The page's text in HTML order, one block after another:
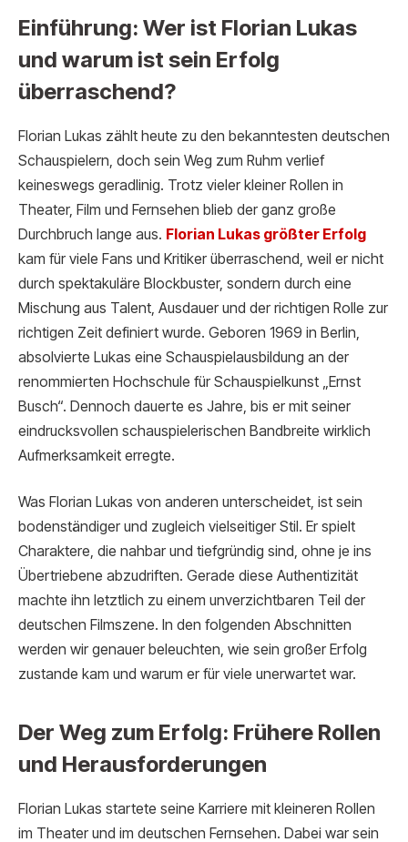
Einführung: Wer ist Florian Lukas
und warum ist sein Erfolg
überraschend?
Florian Lukas zählt heute zu den bekanntesten deutschen
Schauspielern, doch sein Weg zum Ruhm verlief
keineswegs geradlinig. Trotz vieler kleiner Rollen in
Theater, Film und Fernsehen blieb der ganz große
Durchbruch lange aus. Florian Lukas größter Erfolg
kam für viele Fans und Kritiker überraschend, weil er nicht
durch spektakuläre Blockbuster, sondern durch eine
Mischung aus Talent, Ausdauer und der richtigen Rolle zur
richtigen Zeit definiert wurde. Geboren 1969 in Berlin,
absolvierte Lukas eine Schauspielausbildung an der
renommierten Hochschule für Schauspielkunst „Ernst
Busch“. Dennoch dauerte es Jahre, bis er mit seiner
eindrucksvollen schauspielerischen Bandbreite wirklich
Aufmerksamkeit erregte.
Was Florian Lukas von anderen unterscheidet, ist sein
bodenständiger und zugleich vielseitiger Stil. Er spielt
Charaktere, die nahbar und tiefgründig sind, ohne je ins
Übertriebene abzudriften. Gerade diese Authentizität
machte ihn letztlich zu einem unverzichtbaren Teil der
deutschen Filmszene. In den folgenden Abschnitten
werden wir genauer beleuchten, wie sein großer Erfolg
zustande kam und warum er für viele unerwartet war.
Der Weg zum Erfolg: Frühere Rollen
und Herausforderungen
Florian Lukas startete seine Karriere mit kleineren Rollen
im Theater und im deutschen Fernsehen. Dabei war sein